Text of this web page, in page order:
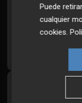
Todos los
Puede
cualquier
cookies.